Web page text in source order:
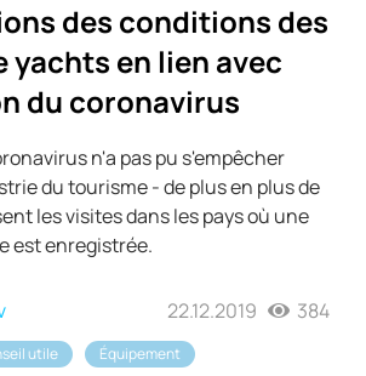
des conditions des
yachts en lien avec
du coronavirus
n'a pas pu s'empêcher
du tourisme - de plus en plus de
les visites dans les pays où une
est enregistrée.
22.12.2019 384
utile Équipement